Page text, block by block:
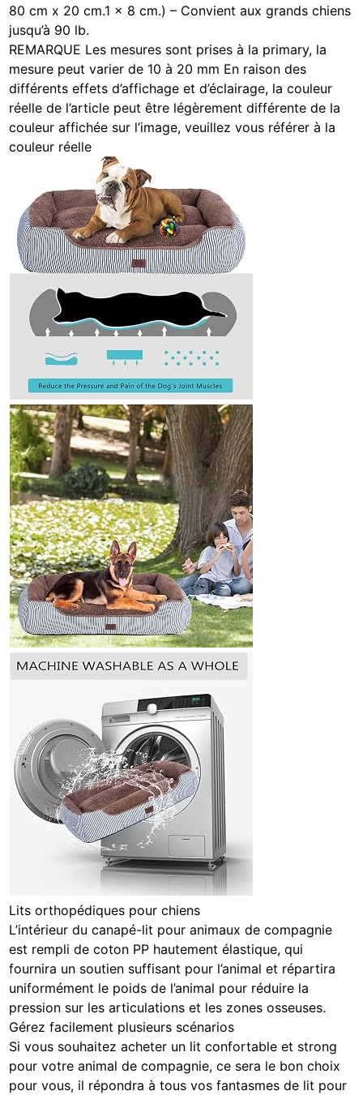
80 cm x 20 cm.1 x 8 cm.) – Convient aux grands chiens
jusqu’à 90 lb.
REMARQUE Les mesures sont prises à la primary, la
mesure peut varier de 10 à 20 mm En raison des
différents effets d’affichage et d’éclairage, la couleur
réelle de l’article peut être légèrement différente de la
couleur affichée sur l’image, veuillez vous référer à la
couleur réelle
Lits orthopédiques pour chiens
L’intérieur du canapé-lit pour animaux de compagnie
est rempli de coton PP hautement élastique, qui
fournira un soutien suffisant pour l’animal et répartira
uniformément le poids de l’animal pour réduire la
pression sur les articulations et les zones osseuses.
Gérez facilement plusieurs scénarios
Si vous souhaitez acheter un lit confortable et strong
pour votre animal de compagnie, ce sera le bon choix
pour vous, il répondra à tous vos fantasmes de lit pour